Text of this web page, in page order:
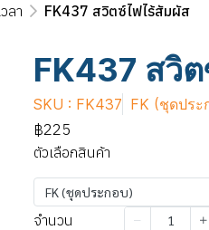
ลา FK437 สวิตซ์ไฟไร้สัมผัส
FK437 สวิ
SKU : FK437 FK (ชุดประ
฿225
ตัวเลือกสินค้า
FK (ชุดประกอบ)
จำนวน